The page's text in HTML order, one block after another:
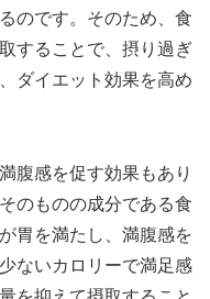
のです。そのため、食
することで、摂り過ぎ
ダイエット効果を高め
腹感を促す効果もあり
のものの成分である食
胃を満たし、満腹感を
ないカロリーで満足感